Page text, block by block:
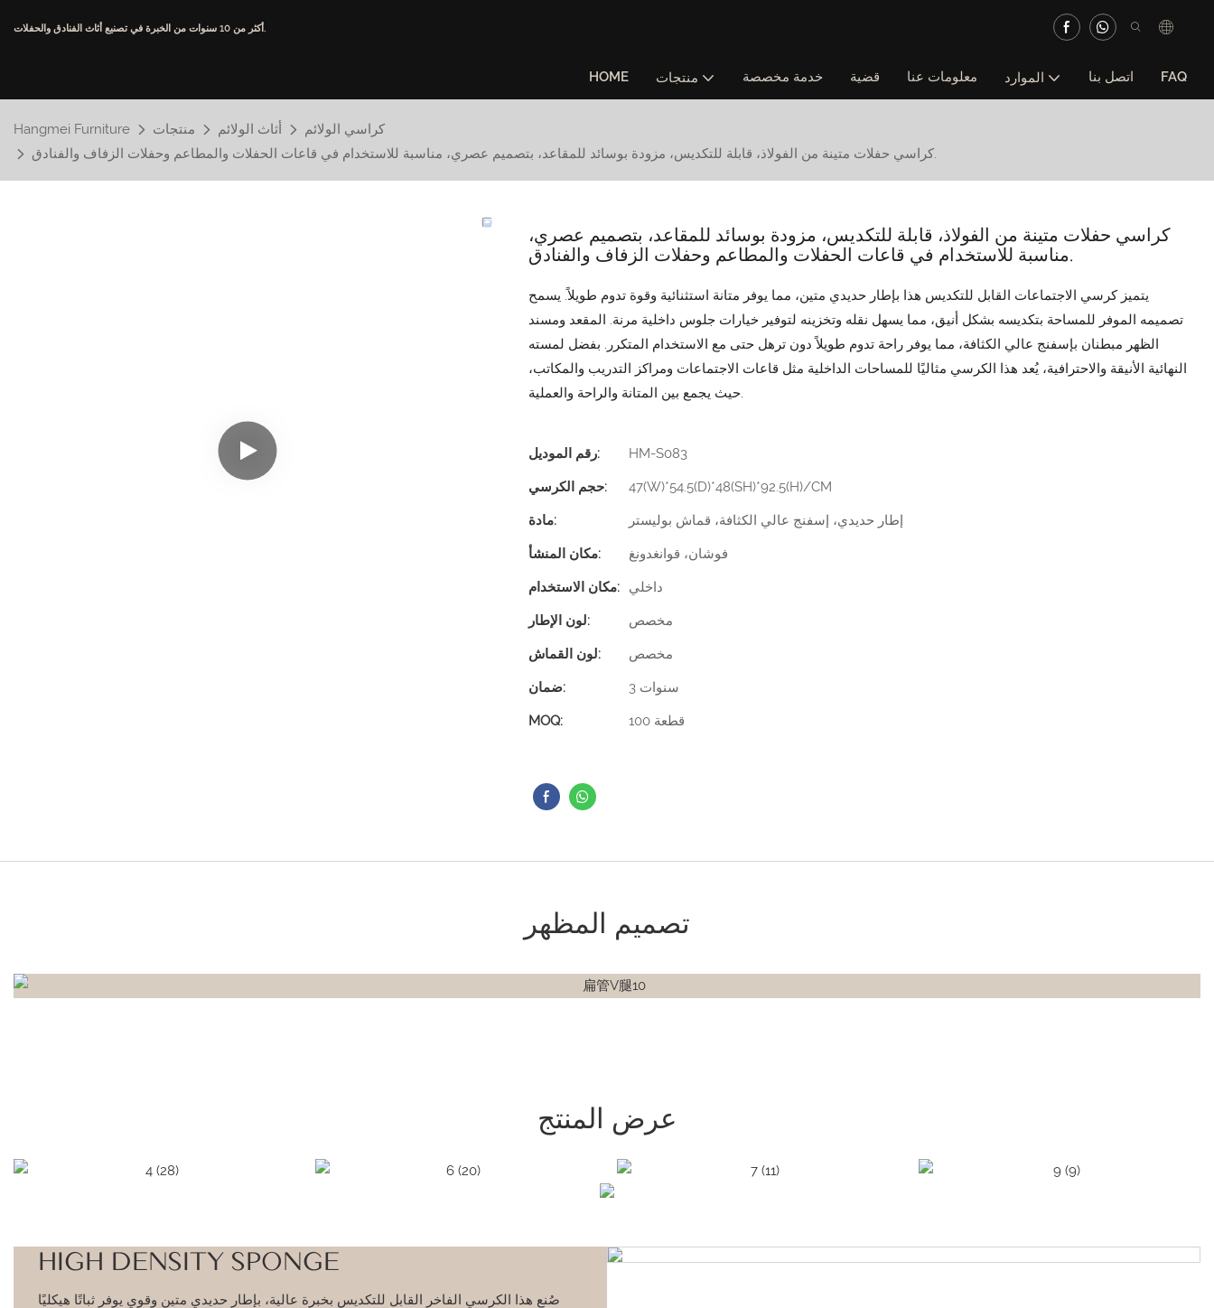
أكثر من 10 سنوات من الخبرة في تصنيع أثاث الفنادق والحفلات.
HOME منتجات خدمة مخصصة قضية معلومات عنا الموارد اتصل بنا FAQ
Hangmei Furniture منتجات أثاث الولائم
كراسي الولائم
كراسي حفلات متينة من الفولاذ، قابلة للتكديس، مزودة بوسائد للمقاعد، بتصميم عصري، مناسبة للاستخدام في قاعات الحفلات والمطاعم وحفلات الزفاف والفنادق.
كراسي حفلات متينة من الفولاذ، قابلة للتكديس، مزودة بوسائد للمقاعد، بتصميم عصري،
مناسبة للاستخدام في قاعات الحفلات والمطاعم وحفلات الزفاف والفنادق.
يتميز كرسي الاجتماعات القابل للتكديس هذا بإطار حديدي متين، مما يوفر متانة استثنائية وقوة تدوم طويلاً. يسمح
تصميمه الموفر للمساحة بتكديسه بشكل أنيق، مما يسهل نقله وتخزينه لتوفير خيارات جلوس داخلية مرنة. المقعد ومسند
الظهر مبطنان بإسفنج عالي الكثافة، مما يوفر راحة تدوم طويلاً دون ترهل حتى مع الاستخدام المتكرر. بفضل لمسته
النهائية الأنيقة والاحترافية، يُعد هذا الكرسي مثاليًا للمساحات الداخلية مثل قاعات الاجتماعات ومراكز التدريب والمكاتب،
حيث يجمع بين المتانة والراحة والعملية.
رقم الموديل: HM-S083
حجم الكرسي: 47(W)*54.5(D)*48(SH)*92.5(H)/CM
مادة: إطار حديدي، إسفنج عالي الكثافة، قماش بوليستر
مكان المنشأ: فوشان، قوانغدونغ
مكان الاستخدام: داخلي
لون الإطار: مخصص
لون القماش: مخصص
ضمان: 3 سنوات
MOQ: 100 قطعة
تصميم المظهر
عرض المنتج
HIGH DENSITY SPONGE
صُنع هذا الكرسي الفاخر القابل للتكديس بخبرة عالية، بإطار حديدي متين وقوي يوفر ثباتًا هيكليًا